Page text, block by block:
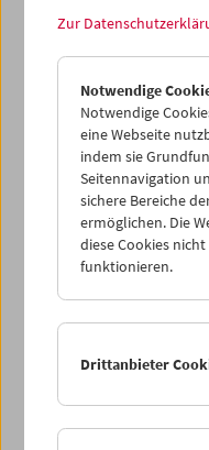
Ticketkorb
> Weitere Karten
Ticketpreise:
EUR 10,50
Nach Registrierung unter
Ihre Mitgliedschaft
Ermäßigte Tickets,
können online nur
ausschließlich an der
Zur
Notwendige
Notwendige
eine Webseite
indem sie
Seitennavigation
sichere Bereiche
ermöglichen. Die
diese Cookies
funktionieren.
Drittanbieter